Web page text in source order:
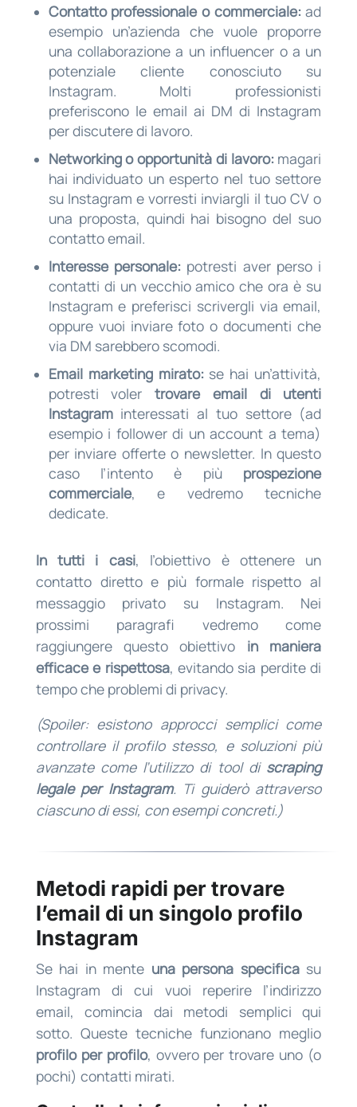
Contatto professionale o commerciale:ad
esempio un’azienda che vuole proporre
una collaborazione a un influencer o a un
potenziale cliente conosciuto su
Instagram. Molti professionisti
preferiscono le email ai DM di Instagram
per discutere di lavoro.
Networking o opportunità di lavoro:magari
hai individuato un esperto nel tuo settore
su Instagram e vorresti inviargli il tuo CV o
una proposta, quindi hai bisogno del suo
contatto email.
Interesse personale: potresti aver perso i
contatti di un vecchio amico che ora è su
Instagram e preferisci scrivergli via email,
oppure vuoi inviare foto o documenti che
via DM sarebbero scomodi.
Email marketing mirato:se hai un’attività,
potresti volertrovare email di utenti
Instagraminteressati al tuo settore (ad
esempio i follower di un account a tema)
per inviare offerte o newsletter. In questo
caso l’intento è più prospezione
commerciale, e vedremo tecniche
dedicate.
In tutti i casi, l’obiettivo è ottenere un
contatto diretto e più formale rispetto al
messaggio privato su Instagram. Nei
prossimi paragrafi vedremo come
raggiungere questo obiettivo in maniera
efficace e rispettosa, evitando sia perdite di
tempo che problemi di privacy.
(Spoiler: esistono approcci semplici come
controllare il profilo stesso, e soluzioni più
avanzate come l’utilizzo di tool di scraping
legale per Instagram. Ti guiderò attraverso
ciascuno di essi, con esempi concreti.)
Metodi rapidi per trovare
l’email di un singolo profilo
Instagram
Se hai in mente una persona specificasu
Instagram di cui vuoi reperire l’indirizzo
email, comincia dai metodi semplici qui
sotto. Queste tecniche funzionano meglio
profilo per profilo, ovvero per trovare uno (o
pochi) contatti mirati.